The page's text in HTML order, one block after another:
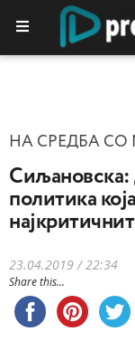
НА СРЕДБА
Сиљановска:
политика
23.04.2019 / 22:34
Share this...